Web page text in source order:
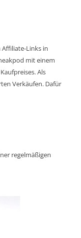
Links in
mit einem
Als
Verkäufen. Dafür
regelmäßigen